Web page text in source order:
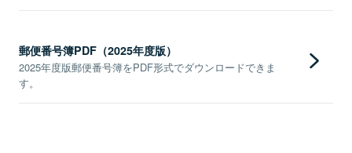
郵便番号簿PDF（2025年度版）
2025年度版郵便番号簿をPDF形式でダウンロードできま
す。